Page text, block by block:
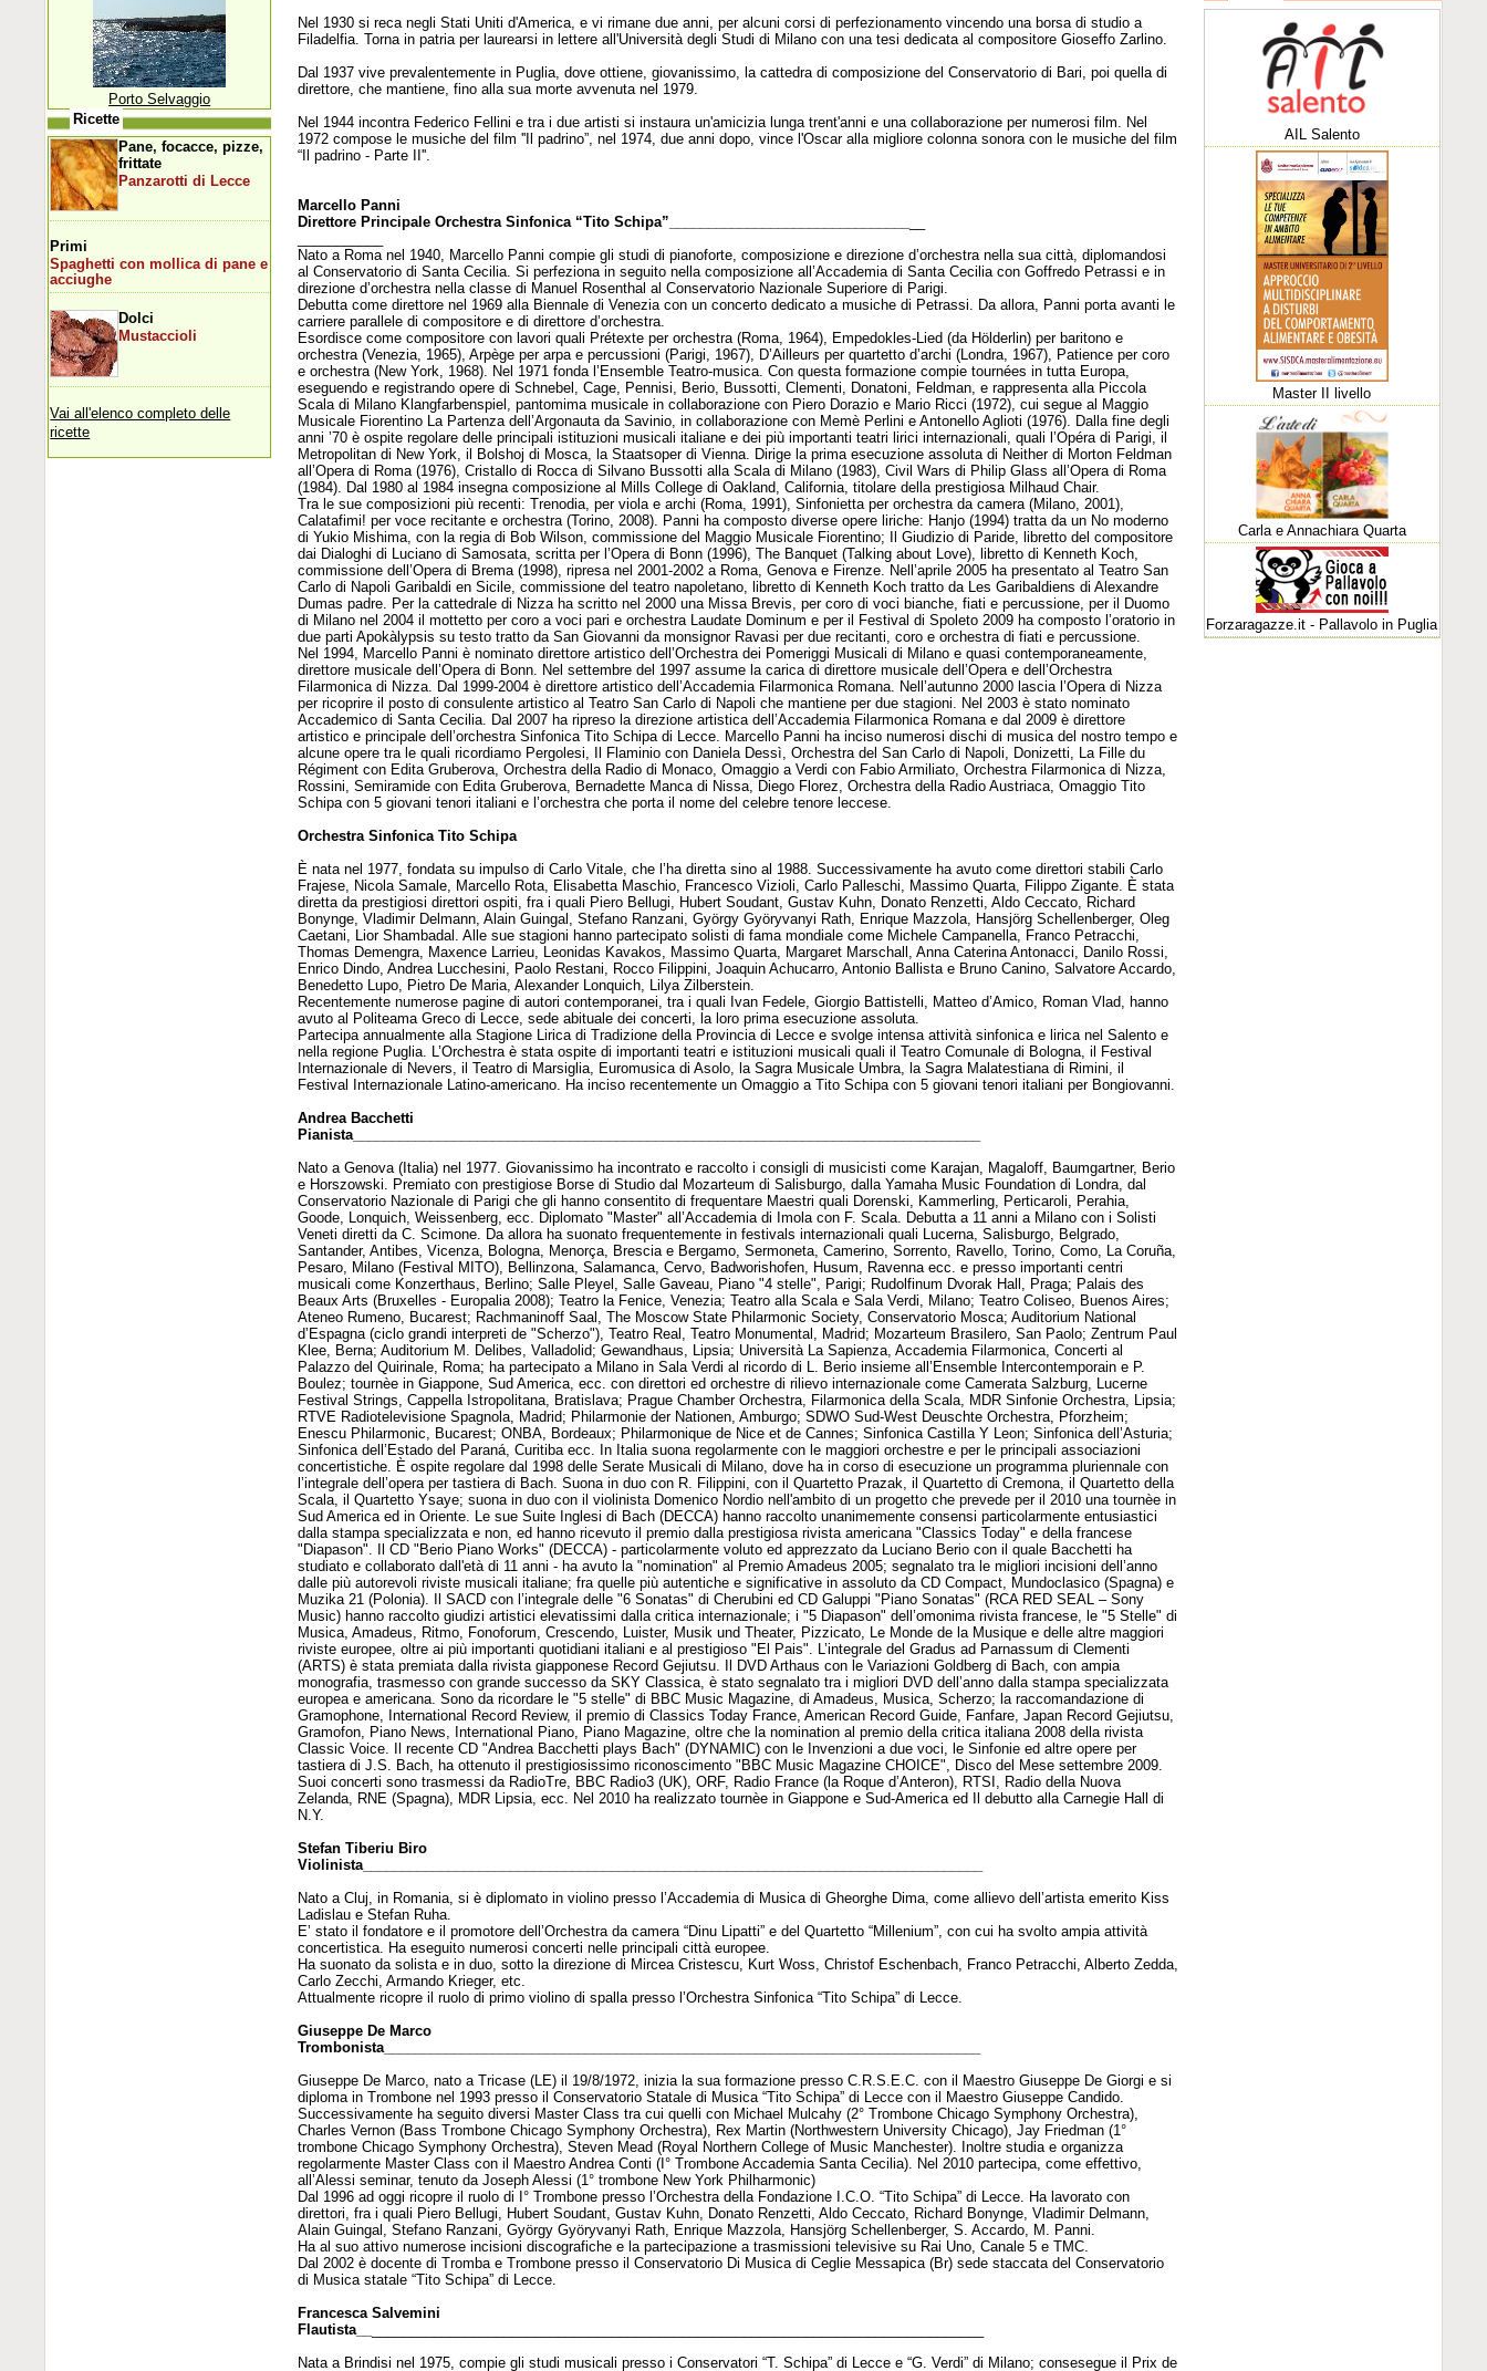
Nel 1930 si reca negli Stati Uniti d'America, e vi rimane due anni, per alcuni corsi di perfezionamento vincendo una borsa di studio a
Filadelfia. Torna in patria per laurearsi in lettere all'Università degli Studi di Milano con una tesi dedicata al compositore Gioseffo Zarlino.
Dal 1937 vive prevalentemente in Puglia, dove ottiene, giovanissimo, la cattedra di composizione del Conservatorio di Bari, poi quella di
direttore, che mantiene, fino alla sua morte avvenuta nel 1979.
Nel 1944 incontra Federico Fellini e tra i due artisti si instaura un'amicizia lunga trent'anni e una collaborazione per numerosi film. Nel
1972 compose le musiche del film ''Il padrino”, nel 1974, due anni dopo, vince l'Oscar alla migliore colonna sonora con le musiche del film
“Il padrino - Parte II''.
Marcello Panni
Direttore Principale Orchestra Sinfonica “Tito Schipa”_______________________________
Nato a Roma nel 1940, Marcello Panni compie gli studi di pianoforte, composizione e direzione d’orchestra nella sua città, diplomandosi
al Conservatorio di Santa Cecilia. Si perfeziona in seguito nella composizione all’Accademia di Santa Cecilia con Goffredo Petrassi e in
direzione d’orchestra nella classe di Manuel Rosenthal al Conservatorio Nazionale Superiore di Parigi.
Debutta come direttore nel 1969 alla Biennale di Venezia con un concerto dedicato a musiche di Petrassi. Da allora, Panni porta avanti le
carriere parallele di compositore e di direttore d’orchestra.
Esordisce come compositore con lavori quali Prétexte per orchestra (Roma, 1964), Empedokles-Lied (da Hölderlin) per baritono e
orchestra (Venezia, 1965), Arpège per arpa e percussioni (Parigi, 1967), D’Ailleurs per quartetto d’archi (Londra, 1967), Patience per coro
e orchestra (New York, 1968). Nel 1971 fonda l’Ensemble Teatro-musica. Con questa formazione compie tournées in tutta Europa,
eseguendo e registrando opere di Schnebel, Cage, Pennisi, Berio, Bussotti, Clementi, Donatoni, Feldman, e rappresenta alla Piccola
Scala di Milano Klangfarbenspiel, pantomima musicale in collaborazione con Piero Dorazio e Mario Ricci (1972), cui segue al Maggio
Musicale Fiorentino La Partenza dell’Argonauta da Savinio, in collaborazione con Memè Perlini e Antonello Aglioti (1976). Dalla fine degli
anni ’70 è ospite regolare delle principali istituzioni musicali italiane e dei più importanti teatri lirici internazionali, quali l’Opéra di Parigi, il
Metropolitan di New York, il Bolshoj di Mosca, la Staatsoper di Vienna. Dirige la prima esecuzione assoluta di Neither di Morton Feldman
all’Opera di Roma (1976), Cristallo di Rocca di Silvano Bussotti alla Scala di Milano (1983), Civil Wars di Philip Glass all’Opera di Roma
(1984). Dal 1980 al 1984 insegna composizione al Mills College di Oakland, California, titolare della prestigiosa Milhaud Chair.
Tra le sue composizioni più recenti: Trenodia, per viola e archi (Roma, 1991), Sinfonietta per orchestra da camera (Milano, 2001),
Calatafimi! per voce recitante e orchestra (Torino, 2008). Panni ha composto diverse opere liriche: Hanjo (1994) tratta da un No moderno
di Yukio Mishima, con la regia di Bob Wilson, commissione del Maggio Musicale Fiorentino; Il Giudizio di Paride, libretto del compositore
dai Dialoghi di Luciano di Samosata, scritta per l’Opera di Bonn (1996), The Banquet (Talking about Love), libretto di Kenneth Koch,
commissione dell’Opera di Brema (1998), ripresa nel 2001-2002 a Roma, Genova e Firenze. Nell’aprile 2005 ha presentato al Teatro San
Carlo di Napoli Garibaldi en Sicile, commissione del teatro napoletano, libretto di Kenneth Koch tratto da Les Garibaldiens di Alexandre
Dumas padre. Per la cattedrale di Nizza ha scritto nel 2000 una Missa Brevis, per coro di voci bianche, fiati e percussione, per il Duomo
di Milano nel 2004 il mottetto per coro a voci pari e orchestra Laudate Dominum e per il Festival di Spoleto 2009 ha composto l’oratorio in
due parti Apokàlypsis su testo tratto da San Giovanni da monsignor Ravasi per due recitanti, coro e orchestra di fiati e percussione.
Nel 1994, Marcello Panni è nominato direttore artistico dell’Orchestra dei Pomeriggi Musicali di Milano e quasi contemporaneamente,
direttore musicale dell’Opera di Bonn. Nel settembre del 1997 assume la carica di direttore musicale dell’Opera e dell’Orchestra
Filarmonica di Nizza. Dal 1999-2004 è direttore artistico dell’Accademia Filarmonica Romana. Nell’autunno 2000 lascia l’Opera di Nizza
per ricoprire il posto di consulente artistico al Teatro San Carlo di Napoli che mantiene per due stagioni. Nel 2003 è stato nominato
Accademico di Santa Cecilia. Dal 2007 ha ripreso la direzione artistica dell’Accademia Filarmonica Romana e dal 2009 è direttore
artistico e principale dell’orchestra Sinfonica Tito Schipa di Lecce. Marcello Panni ha inciso numerosi dischi di musica del nostro tempo e
alcune opere tra le quali ricordiamo Pergolesi, Il Flaminio con Daniela Dessì, Orchestra del San Carlo di Napoli, Donizetti, La Fille du
Régiment con Edita Gruberova, Orchestra della Radio di Monaco, Omaggio a Verdi con Fabio Armiliato, Orchestra Filarmonica di Nizza,
Rossini, Semiramide con Edita Gruberova, Bernadette Manca di Nissa, Diego Florez, Orchestra della Radio Austriaca, Omaggio Tito
Schipa con 5 giovani tenori italiani e l’orchestra che porta il nome del celebre tenore leccese.
Orchestra Sinfonica Tito Schipa
È nata nel 1977, fondata su impulso di Carlo Vitale, che l’ha diretta sino al 1988. Successivamente ha avuto come direttori stabili Carlo
Frajese, Nicola Samale, Marcello Rota, Elisabetta Maschio, Francesco Vizioli, Carlo Palleschi, Massimo Quarta, Filippo Zigante. È stata
diretta da prestigiosi direttori ospiti, fra i quali Piero Bellugi, Hubert Soudant, Gustav Kuhn, Donato Renzetti, Aldo Ceccato, Richard
Bonynge, Vladimir Delmann, Alain Guingal, Stefano Ranzani, György Györyvanyi Rath, Enrique Mazzola, Hansjörg Schellenberger, Oleg
Caetani, Lior Shambadal. Alle sue stagioni hanno partecipato solisti di fama mondiale come Michele Campanella, Franco Petracchi,
Thomas Demengra, Maxence Larrieu, Leonidas Kavakos, Massimo Quarta, Margaret Marschall, Anna Caterina Antonacci, Danilo Rossi,
Enrico Dindo, Andrea Lucchesini, Paolo Restani, Rocco Filippini, Joaquin Achucarro, Antonio Ballista e Bruno Canino, Salvatore Accardo,
Benedetto Lupo, Pietro De Maria, Alexander Lonquich, Lilya Zilberstein.
Recentemente numerose pagine di autori contemporanei, tra i quali Ivan Fedele, Giorgio Battistelli, Matteo d’Amico, Roman Vlad, hanno
avuto al Politeama Greco di Lecce, sede abituale dei concerti, la loro prima esecuzione assoluta.
Partecipa annualmente alla Stagione Lirica di Tradizione della Provincia di Lecce e svolge intensa attività sinfonica e lirica nel Salento e
nella regione Puglia. L’Orchestra è stata ospite di importanti teatri e istituzioni musicali quali il Teatro Comunale di Bologna, il Festival
Internazionale di Nevers, il Teatro di Marsiglia, Euromusica di Asolo, la Sagra Musicale Umbra, la Sagra Malatestiana di Rimini, il
Festival Internazionale Latino-americano. Ha inciso recentemente un Omaggio a Tito Schipa con 5 giovani tenori italiani per Bongiovanni.
Andrea Bacchetti
Pianista_________________________________________________________________________________
Nato a Genova (Italia) nel 1977. Giovanissimo ha incontrato e raccolto i consigli di musicisti come Karajan, Magaloff, Baumgartner, Berio
e Horszowski. Premiato con prestigiose Borse di Studio dal Mozarteum di Salisburgo, dalla Yamaha Music Foundation di Londra, dal
Conservatorio Nazionale di Parigi che gli hanno consentito di frequentare Maestri quali Dorenski, Kammerling, Perticaroli, Perahia,
Goode, Lonquich, Weissenberg, ecc. Diplomato "Master" all’Accademia di Imola con F. Scala. Debutta a 11 anni a Milano con i Solisti
Veneti diretti da C. Scimone. Da allora ha suonato frequentemente in festivals internazionali quali Lucerna, Salisburgo, Belgrado,
Santander, Antibes, Vicenza, Bologna, Menorça, Brescia e Bergamo, Sermoneta, Camerino, Sorrento, Ravello, Torino, Como, La Coruña,
Pesaro, Milano (Festival MITO), Bellinzona, Salamanca, Cervo, Badworishofen, Husum, Ravenna ecc. e presso importanti centri
musicali come Konzerthaus, Berlino; Salle Pleyel, Salle Gaveau, Piano "4 stelle", Parigi; Rudolfinum Dvorak Hall, Praga; Palais des
Beaux Arts (Bruxelles - Europalia 2008); Teatro la Fenice, Venezia; Teatro alla Scala e Sala Verdi, Milano; Teatro Coliseo, Buenos Aires;
Ateneo Rumeno, Bucarest; Rachmaninoff Saal, The Moscow State Philarmonic Society, Conservatorio Mosca; Auditorium National
d’Espagna (ciclo grandi interpreti de "Scherzo"), Teatro Real, Teatro Monumental, Madrid; Mozarteum Brasilero, San Paolo; Zentrum Paul
Klee, Berna; Auditorium M. Delibes, Valladolid; Gewandhaus, Lipsia; Università La Sapienza, Accademia Filarmonica, Concerti al
Palazzo del Quirinale, Roma; ha partecipato a Milano in Sala Verdi al ricordo di L. Berio insieme all’Ensemble Intercontemporain e P.
Boulez; tournèe in Giappone, Sud America, ecc. con direttori ed orchestre di rilievo internazionale come Camerata Salzburg, Lucerne
Festival Strings, Cappella Istropolitana, Bratislava; Prague Chamber Orchestra, Filarmonica della Scala, MDR Sinfonie Orchestra, Lipsia;
RTVE Radiotelevisione Spagnola, Madrid; Philarmonie der Nationen, Amburgo; SDWO Sud-West Deuschte Orchestra, Pforzheim;
Enescu Philarmonic, Bucarest; ONBA, Bordeaux; Philarmonique de Nice et de Cannes; Sinfonica Castilla Y Leon; Sinfonica dell’Asturia;
Sinfonica dell’Estado del Paraná, Curitiba ecc. In Italia suona regolarmente con le maggiori orchestre e per le principali associazioni
concertistiche. È ospite regolare dal 1998 delle Serate Musicali di Milano, dove ha in corso di esecuzione un programma pluriennale con
l’integrale dell’opera per tastiera di Bach. Suona in duo con R. Filippini, con il Quartetto Prazak, il Quartetto di Cremona, il Quartetto della
Scala, il Quartetto Ysaye; suona in duo con il violinista Domenico Nordio nell'ambito di un progetto che prevede per il 2010 una tournèe in
Sud America ed in Oriente. Le sue Suite Inglesi di Bach (DECCA) hanno raccolto unanimemente consensi particolarmente entusiastici
dalla stampa specializzata e non, ed hanno ricevuto il premio dalla prestigiosa rivista americana "Classics Today" e della francese
"Diapason". Il CD "Berio Piano Works" (DECCA) - particolarmente voluto ed apprezzato da Luciano Berio con il quale Bacchetti ha
studiato e collaborato dall'età di 11 anni - ha avuto la "nomination" al Premio Amadeus 2005; segnalato tra le migliori incisioni dell’anno
dalle più autorevoli riviste musicali italiane; fra quelle più autentiche e significative in assoluto da CD Compact, Mundoclasico (Spagna) e
Muzika 21 (Polonia). Il SACD con l’integrale delle "6 Sonatas" di Cherubini ed CD Galuppi "Piano Sonatas" (RCA RED SEAL – Sony
Music) hanno raccolto giudizi artistici elevatissimi dalla critica internazionale; i "5 Diapason" dell’omonima rivista francese, le "5 Stelle" di
Musica, Amadeus, Ritmo, Fonoforum, Crescendo, Luister, Musik und Theater, Pizzicato, Le Monde de la Musique e delle altre maggiori
riviste europee, oltre ai più importanti quotidiani italiani e al prestigioso "El Pais". L’integrale del Gradus ad Parnassum di Clementi
(ARTS) è stata premiata dalla rivista giapponese Record Gejiutsu. Il DVD Arthaus con le Variazioni Goldberg di Bach, con ampia
monografia, trasmesso con grande successo da SKY Classica, è stato segnalato tra i migliori DVD dell’anno dalla stampa specializzata
europea e americana. Sono da ricordare le "5 stelle" di BBC Music Magazine, di Amadeus, Musica, Scherzo; la raccomandazione di
Gramophone, International Record Review, il premio di Classics Today France, American Record Guide, Fanfare, Japan Record Gejiutsu,
Gramofon, Piano News, International Piano, Piano Magazine, oltre che la nomination al premio della critica italiana 2008 della rivista
Classic Voice. Il recente CD "Andrea Bacchetti plays Bach" (DYNAMIC) con le Invenzioni a due voci, le Sinfonie ed altre opere per
tastiera di J.S. Bach, ha ottenuto il prestigiosissimo riconoscimento "BBC Music Magazine CHOICE", Disco del Mese settembre 2009.
Suoi concerti sono trasmessi da RadioTre, BBC Radio3 (UK), ORF, Radio France (la Roque d’Anteron), RTSI, Radio della Nuova
Zelanda, RNE (Spagna), MDR Lipsia, ecc. Nel 2010 ha realizzato tournèe in Giappone e Sud-America ed Il debutto alla Carnegie Hall di
N.Y.
Stefan Tiberiu Biro
Violinista________________________________________________________________________________
Nato a Cluj, in Romania, si è diplomato in violino presso l’Accademia di Musica di Gheorghe Dima, come allievo dell’artista emerito Kiss
Ladislau e Stefan Ruha.
E’ stato il fondatore e il promotore dell’Orchestra da camera “Dinu Lipatti” e del Quartetto “Millenium”, con cui ha svolto ampia attività
concertistica. Ha eseguito numerosi concerti nelle principali città europee.
Ha suonato da solista e in duo, sotto la direzione di Mircea Cristescu, Kurt Woss, Christof Eschenbach, Franco Petracchi, Alberto Zedda,
Carlo Zecchi, Armando Krieger, etc.
Attualmente ricopre il ruolo di primo violino di spalla presso l’Orchestra Sinfonica “Tito Schipa” di Lecce.
Giuseppe De Marco
Trombonista_____________________________________________________________________________
Giuseppe De Marco, nato a Tricase (LE) il 19/8/1972, inizia la sua formazione presso C.R.S.E.C. con il Maestro Giuseppe De Giorgi e si
diploma in Trombone nel 1993 presso il Conservatorio Statale di Musica “Tito Schipa” di Lecce con il Maestro Giuseppe Candido.
Successivamente ha seguito diversi Master Class tra cui quelli con Michael Mulcahy (2° Trombone Chicago Symphony Orchestra),
Charles Vernon (Bass Trombone Chicago Symphony Orchestra), Rex Martin (Northwestern University Chicago), Jay Friedman (1°
trombone Chicago Symphony Orchestra), Steven Mead (Royal Northern College of Music Manchester). Inoltre studia e organizza
regolarmente Master Class con il Maestro Andrea Conti (I° Trombone Accademia Santa Cecilia). Nel 2010 partecipa, come effettivo,
all’Alessi seminar, tenuto da Joseph Alessi (1° trombone New York Philharmonic)
Dal 1996 ad oggi ricopre il ruolo di I° Trombone presso l’Orchestra della Fondazione I.C.O. “Tito Schipa” di Lecce. Ha lavorato con
direttori, fra i quali Piero Bellugi, Hubert Soudant, Gustav Kuhn, Donato Renzetti, Aldo Ceccato, Richard Bonynge, Vladimir Delmann,
Alain Guingal, Stefano Ranzani, György Györyvanyi Rath, Enrique Mazzola, Hansjörg Schellenberger, S. Accardo, M. Panni.
Ha al suo attivo numerose incisioni discografiche e la partecipazione a trasmissioni televisive su Rai Uno, Canale 5 e TMC.
Dal 2002 è docente di Tromba e Trombone presso il Conservatorio Di Musica di Ceglie Messapica (Br) sede staccata del Conservatorio
di Musica statale “Tito Schipa” di Lecce.
Francesca Salvemini
Flautista__
Nata a Brindisi nel 1975, compie gli studi musicali presso i Conservatori “T. Schipa” di Lecce e “G. Verdi” di Milano; consesegue il Prix de
Porto Selvaggio
Ricette
Pane, focacce, pizze,
frittate
Panzarotti di Lecce
Primi
Spaghetti con mollica di pane e
acciughe
Dolci
Mustaccioli
Vai all'elenco completo delle
ricette
AIL Salento
Master II livello
Carla e Annachiara Quarta
Forzaragazze.it - Pallavolo in Puglia